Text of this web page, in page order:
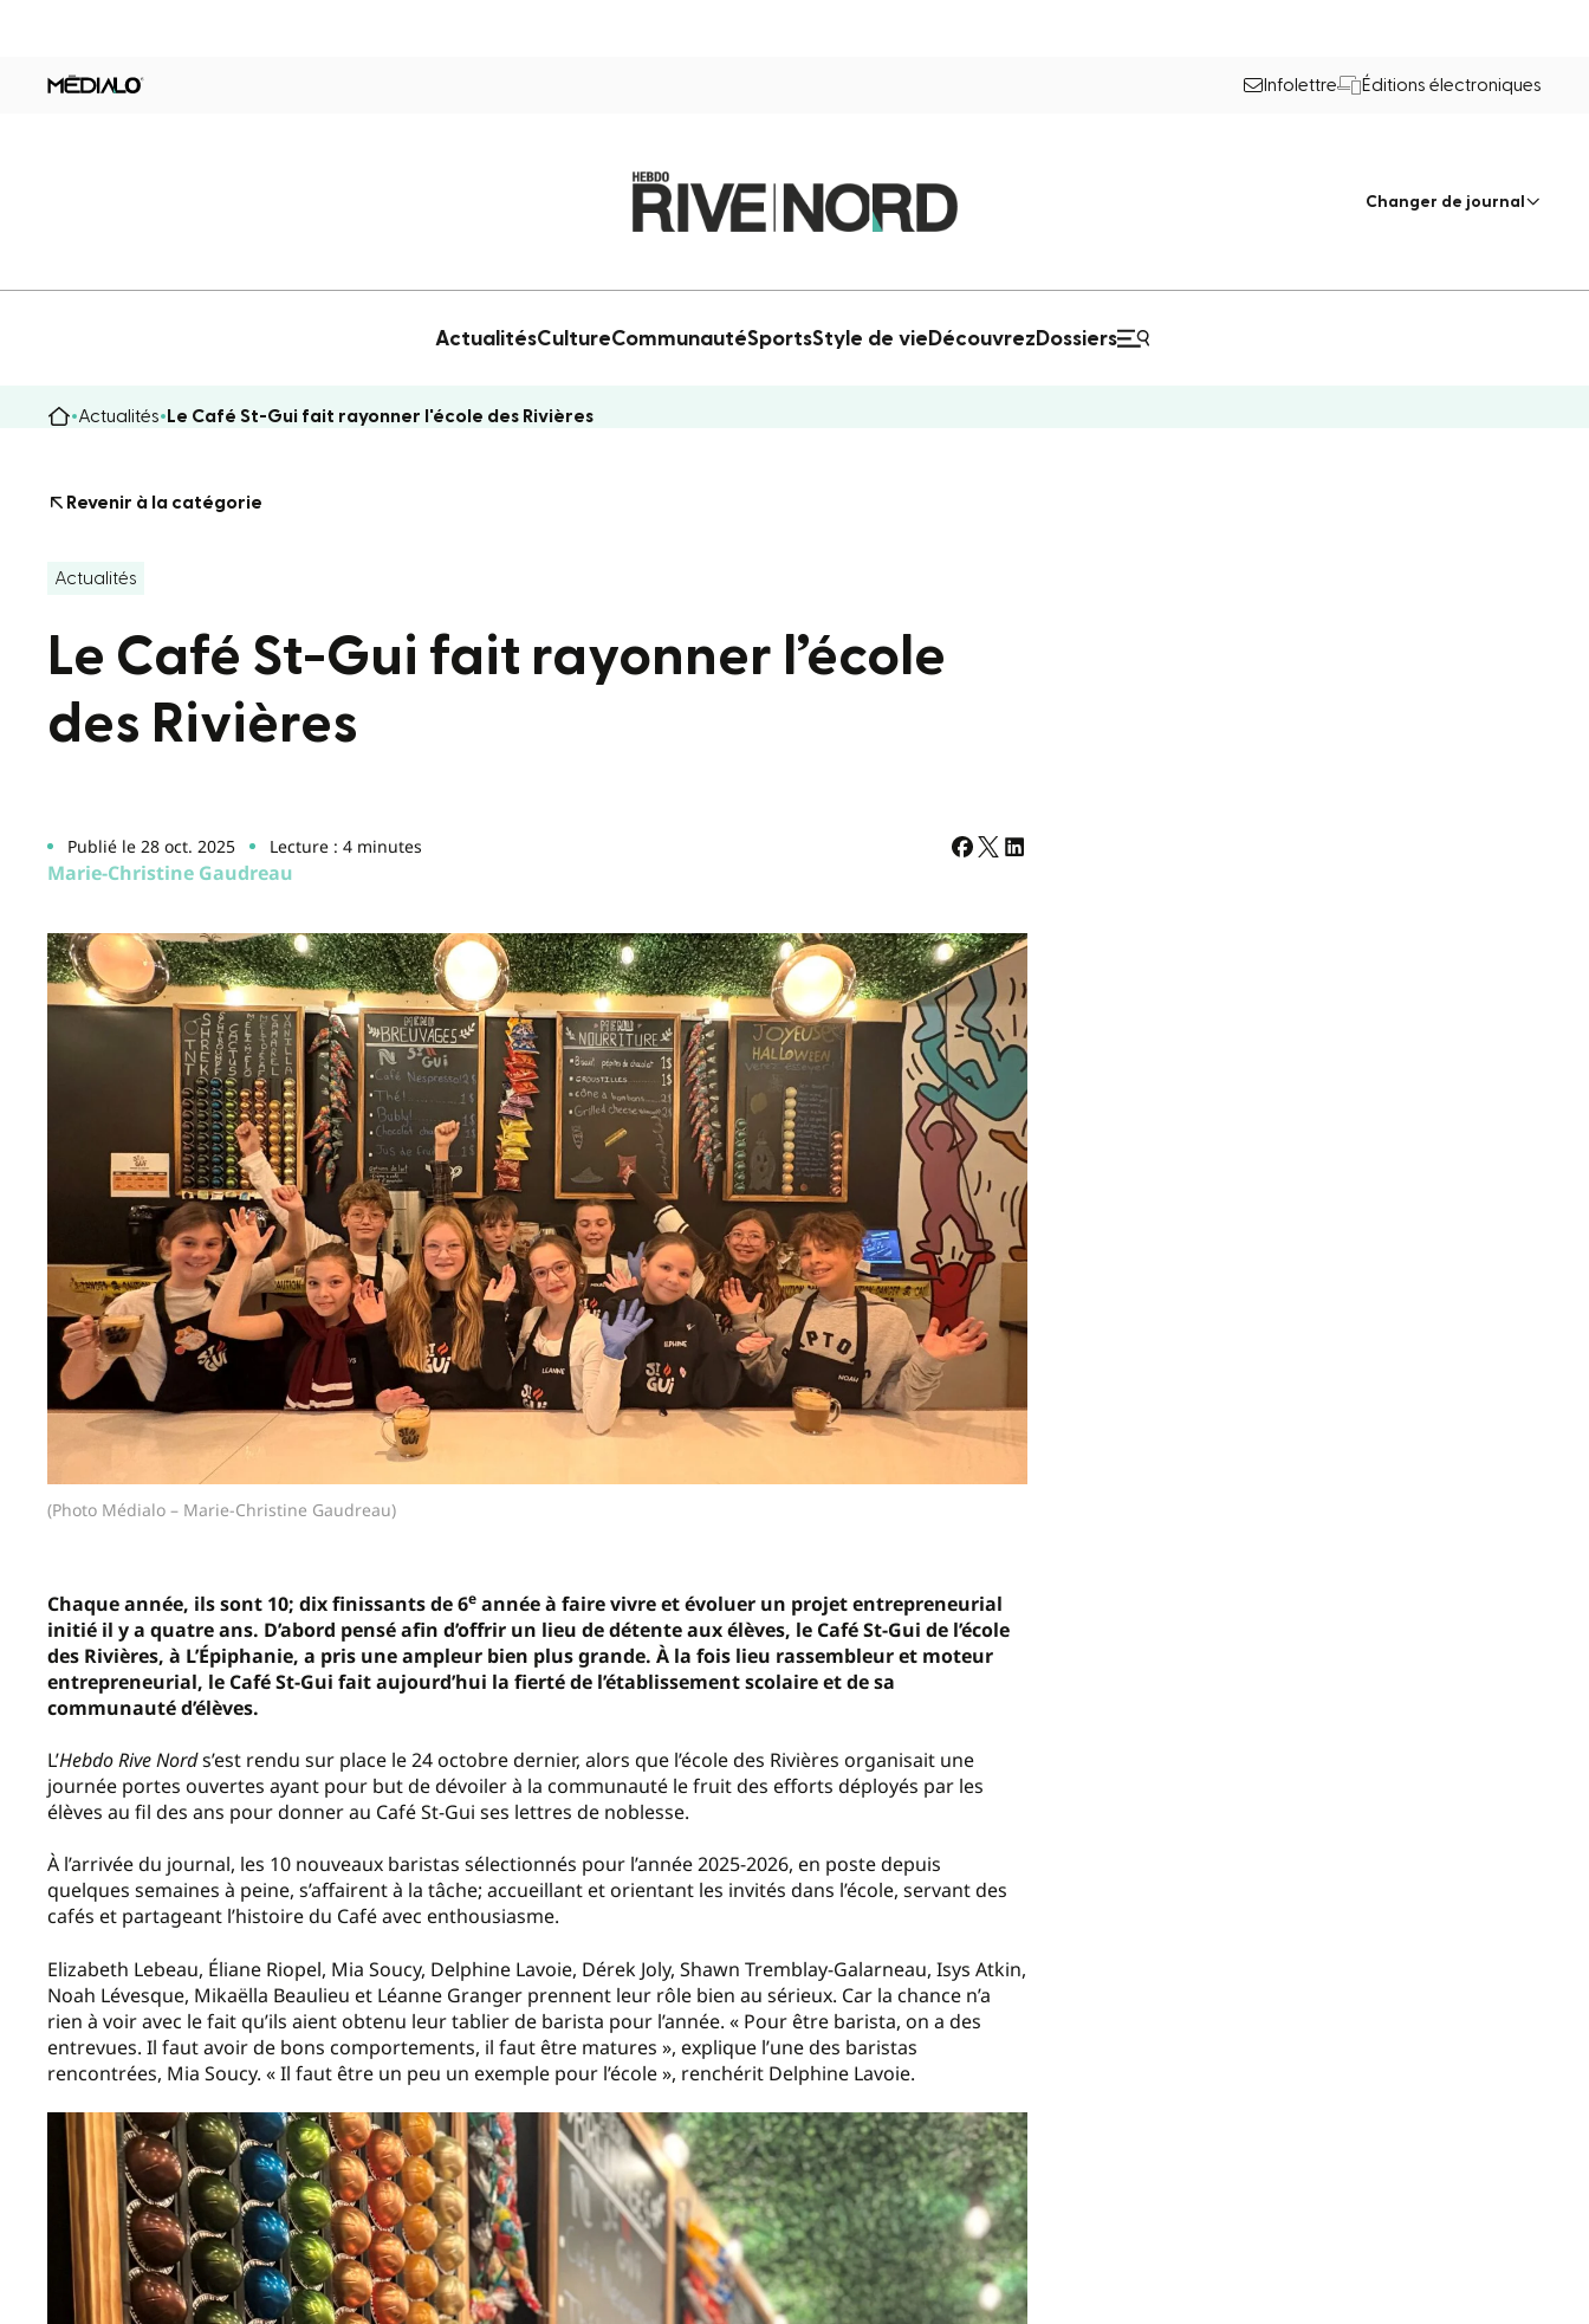
Infolettre Éditions électroniques
Changer de journal
ActualitésCultureCommunautéSportsStyle de vie Découvrez Dossiers
Actualités Le Café St-Gui fait rayonner l'école des Rivières
Revenir à la catégorie
Actualités
Le Café St-Gui fait rayonner l’école
des Rivières
Publié le 28 oct. 2025 Lecture : 4 minutes
Marie-Christine Gaudreau
(Photo Médialo – Marie-Christine Gaudreau)
Chaque année, ils sont 10; dix finissants de 6e année à faire vivre et évoluer un projet entrepreneurial
initié il y a quatre ans. D’abord pensé afin d’offrir un lieu de détente aux élèves, le Café St-Gui de l’école
des Rivières, à L’Épiphanie, a pris une ampleur bien plus grande. À la fois lieu rassembleur et moteur
entrepreneurial, le Café St-Gui fait aujourd’hui la fierté de l’établissement scolaire et de sa
communauté d’élèves.
L’Hebdo Rive Nords’est rendu sur place le 24 octobre dernier, alors que l’école des Rivières organisait une
journée portes ouvertes ayant pour but de dévoiler à la communauté le fruit des efforts déployés par les
élèves au fil des ans pour donner au Café St-Gui ses lettres de noblesse.
À l’arrivée du journal, les 10 nouveaux baristas sélectionnés pour l’année 2025-2026, en poste depuis
quelques semaines à peine, s’affairent à la tâche; accueillant et orientant les invités dans l’école, servant des
cafés et partageant l’histoire du Café avec enthousiasme.
Elizabeth Lebeau, Éliane Riopel, Mia Soucy, Delphine Lavoie, Dérek Joly, Shawn Tremblay-Galarneau, Isys Atkin,
Noah Lévesque, Mikaëlla Beaulieu et Léanne Granger prennent leur rôle bien au sérieux. Car la chance n’a
rien à voir avec le fait qu’ils aient obtenu leur tablier de barista pour l’année. « Pour être barista, on a des
entrevues. Il faut avoir de bons comportements, il faut être matures », explique l’une des baristas
rencontrées, Mia Soucy. « Il faut être un peu un exemple pour l’école », renchérit Delphine Lavoie.